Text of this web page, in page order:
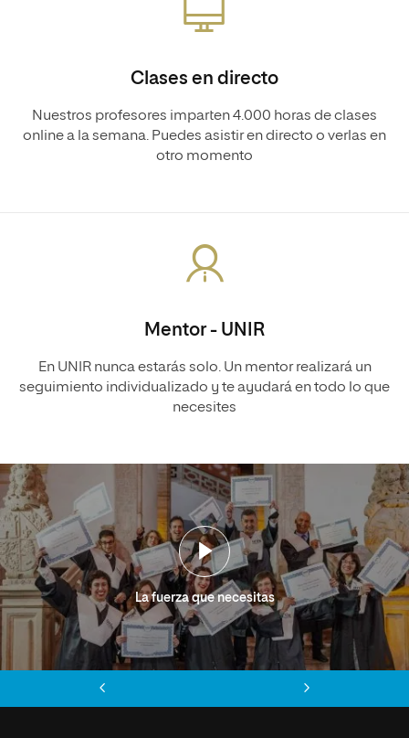
Clases en directo
Nuestros profesores imparten 4.000 horas de clases
online a la semana. Puedes asistir en directo o verlas en
otro momento
Mentor - UNIR
En UNIR nunca estarás solo. Un mentor realizará un
seguimiento individualizado y te ayudará en todo lo que
necesites
La fuerza que necesitas